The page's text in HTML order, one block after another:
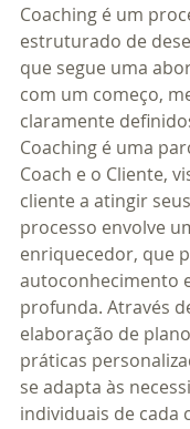
Coaching é um
estruturado de
que segue uma
com um começo,
claramente
Coaching é uma
Coach e o Cliente,
cliente a atingir
processo envolve
enriquecedor, que
autoconhecimento
profunda. Através
elaboração de
práticas
se adapta às
individuais de cada